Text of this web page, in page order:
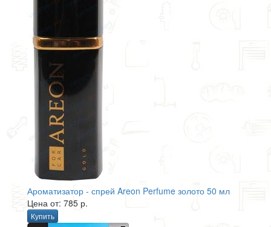
Ароматизатор - спрей Areon Perfume золото 50 мл
Цена от: 785 р.
Купить